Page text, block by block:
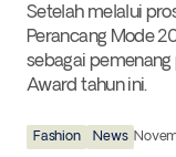
Setelah melalui
Perancang Mode
sebagai
Award tahun ini.
Fashion News